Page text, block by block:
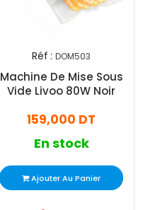
Réf : DOM503
Machine De Mise Sous
Vide Livoo 80W Noir
159,000 DT
En stock
Ajouter Au Panier